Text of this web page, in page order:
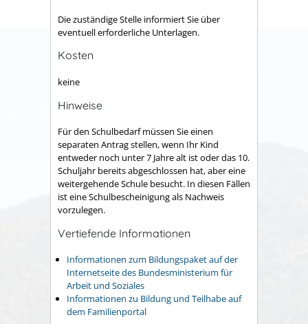
Die zuständige Stelle informiert Sie über
eventuell erforderliche Unterlagen.
Kosten
keine
Hinweise
Für den Schulbedarf müssen Sie einen
separaten Antrag stellen, wenn Ihr Kind
entweder noch unter 7 Jahre alt ist oder das 10.
Schuljahr bereits abgeschlossen hat, aber eine
weitergehende Schule besucht. In diesen Fällen
ist eine Schulbescheinigung als Nachweis
vorzulegen.
Vertiefende Informationen
Informationen zum Bildungspaket auf der
Internetseite des Bundesministerium für
Arbeit und Soziales
Informationen zu Bildung und Teilhabe auf
dem Familienportal